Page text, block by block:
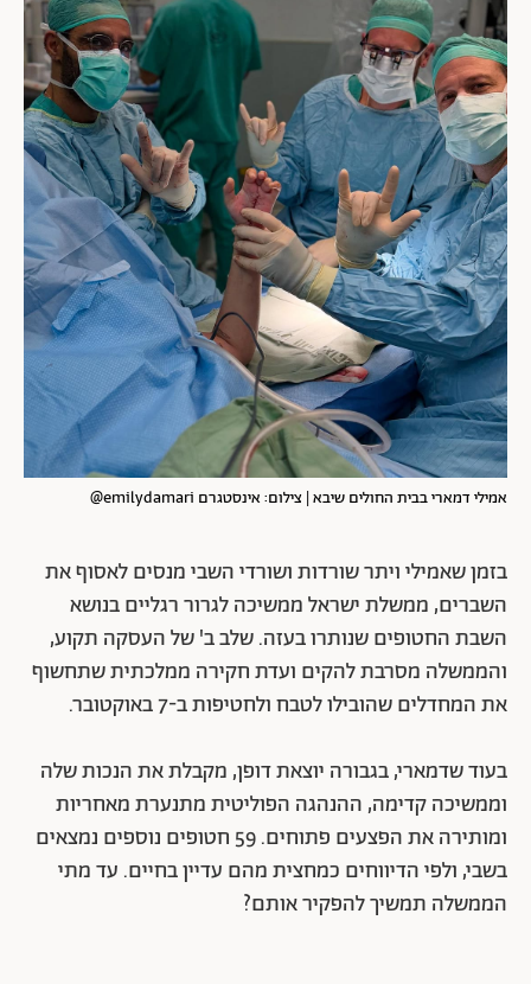
אמילי דמארי בבית החולים שיבא | צילום: אינסטגרם emilydamari@
בזמן שאמילי ויתר שורדות ושורדי השבי מנסים לאסוף את
השברים, ממשלת ישראל ממשיכה לגרור רגליים בנושא
השבת החטופים שנותרו בעזה. שלב ב' של העסקה תקוע,
והממשלה מסרבת להקים ועדת חקירה ממלכתית שתחשוף
את המחדלים שהובילו לטבח ולחטיפות ב-7 באוקטובר.
בעוד שדמארי, בגבורה יוצאת דופן, מקבלת את הנכות שלה
וממשיכה קדימה, ההנהגה הפוליטית מתנערת מאחריות
ומותירה את הפצעים פתוחים. 59 חטופים נוספים נמצאים
בשבי, ולפי הדיווחים כמחצית מהם עדיין בחיים. עד מתי
הממשלה תמשיך להפקיר אותם?